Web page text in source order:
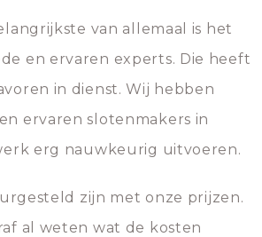
van allemaal is het
en ervaren experts. Die heeft
in dienst. Wij hebben
ervaren slotenmakers in
erg nauwkeurig uitvoeren.
zijn met onze prijzen.
al weten wat de kosten